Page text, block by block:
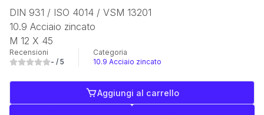
DIN 931 / ISO 4014 / VSM 13201
10.9 Acciaio zincato
M 12 X 45
Recensioni
- / 5
Categoria
10.9 Acciaio zincato
Aggiungi al carrello